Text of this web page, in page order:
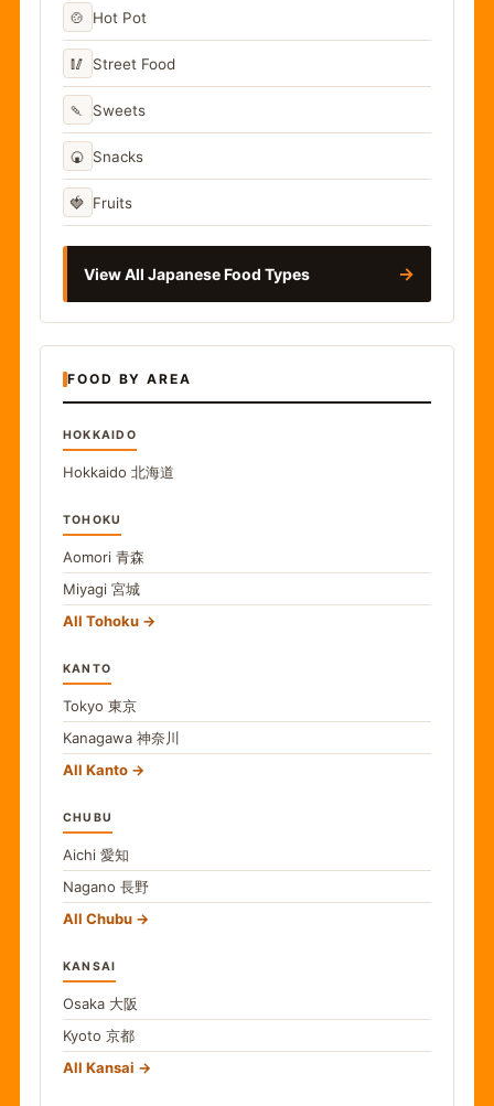
🍲 Hot Pot
🥢 Street Food
🍡 Sweets
🍘 Snacks
🍓 Fruits
View All Japanese Food Types →
FOOD BY AREA
HOKKAIDO
Hokkaido 北海道
TOHOKU
Aomori 青森
Miyagi 宮城
All Tohoku
KANTO
Tokyo 東京
Kanagawa 神奈川
All Kanto
CHUBU
Aichi 愛知
Nagano 長野
All Chubu
KANSAI
Osaka 大阪
Kyoto 京都
All Kansai